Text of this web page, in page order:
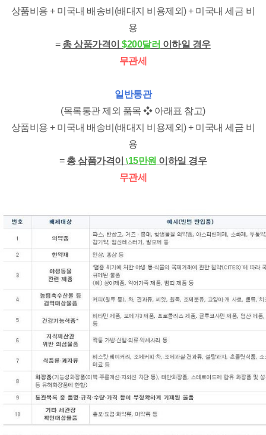
상품비용 + 미국내 배송비(배대지 비용제외) + 미국내 세금 비
용
= 총 상품가격이$200달러 이하일 경우
무관세
일반통관
(목록통관 제외 품목 ❖ 아래표 참고)
상품비용 + 미국내 배송비(배대지 비용제외) + 미국내 세금 비
용
= 총 삼품가격이 \15만원 이하일 경우
무관세